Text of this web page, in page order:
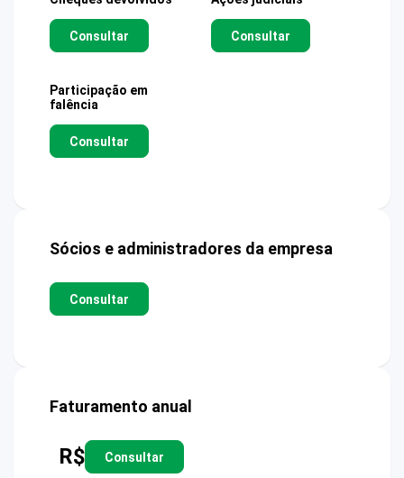
Consultar Consultar
Participação em
falência
Consultar
Sócios e administradores da empresa
Consultar
Faturamento anual
R$ Consultar